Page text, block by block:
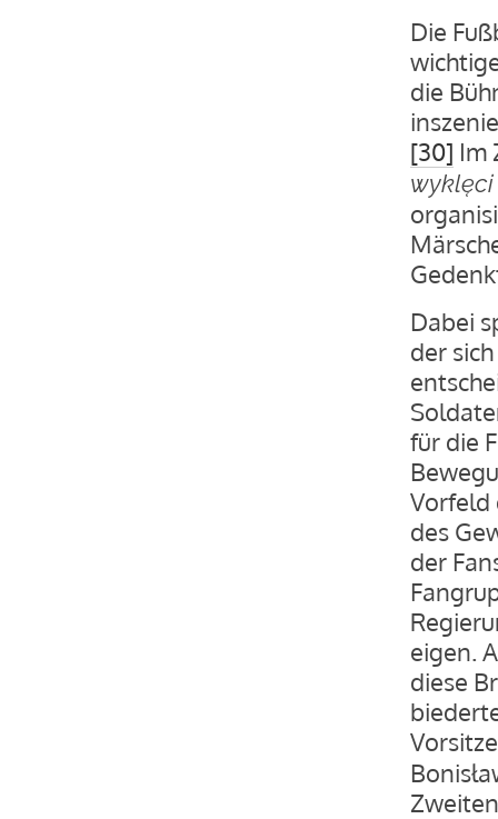
Die
die
[30] Im
wyklęci
Dabei
der
für die
Vorfeld
des
der
eigen.
diese